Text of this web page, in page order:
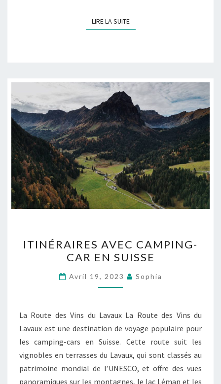
LIRE LA SUITELIRE LA SUITE
AVEC
CAMPING-
CAR
EN
ITINÉRAIRES AVEC CAMPING-
CAR EN SUISSE
Avril 19, 2023 Sophia
La Route des Vins du Lavaux La Route des Vins du
Lavaux est une destination de voyage populaire pour
les camping-cars en Suisse. Cette route suit les
vignobles en terrasses du Lavaux, qui sont classés au
patrimoine mondial de l’UNESCO, et offre des vues
panoramiques sur les montagnes, le lac Léman et les